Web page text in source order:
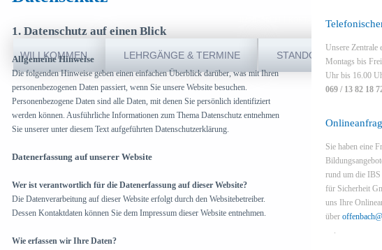
DATENSCHUTZ
WILLKOMMEN LEHRGÄNGE & TERMINE STANDORTE
1. Datenschutz auf einen Blick
Allgemeine Hinweise
Die folgenden Hinweise geben einen einfachen Überblick darüber, was mit Ihren
personenbezogenen Daten passiert, wenn Sie unsere Website besuchen.
Personenbezogene Daten sind alle Daten, mit denen Sie persönlich identifiziert
werden können. Ausführliche Informationen zum Thema Datenschutz entnehmen
Sie unserer unter diesem Text aufgeführten Datenschutzerklärung.
Datenerfassung auf unserer Website
Wer ist verantwortlich für die Datenerfassung auf dieser Website?
Die Datenverarbeitung auf dieser Website erfolgt durch den Websitebetreiber.
Dessen Kontaktdaten können Sie dem Impressum dieser Website entnehmen.
Wie erfassen wir Ihre Daten?
Unsere Zentrale
Montags bis
Uhr bis 16.00
069 / 13 82 18
Sie haben eine
rund um die
für Sicherheit
uns Ihre
über
(link sends e-mail)
.